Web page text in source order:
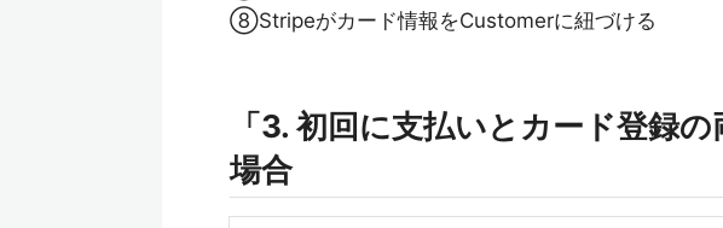
⑧Stripeがカード情報をCustomerに紐づける
「3. 初回に支払いとカード登録
場合